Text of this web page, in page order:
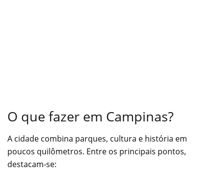
O que fazer em Campinas?
A cidade combina parques, cultura e história em
poucos quilômetros. Entre os principais pontos,
destacam-se: